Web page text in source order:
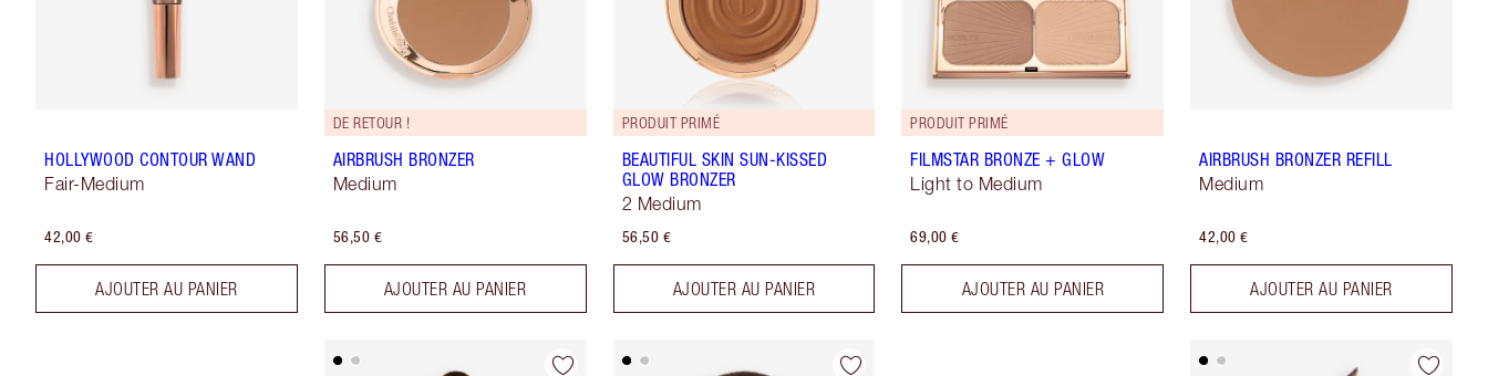
HOLLYWOOD CONTOUR WAND
Fair-Medium
42,00 €
AJOUTER AU PANIER
DE RETOUR !
AIRBRUSH BRONZER
Medium
56,50 €
AJOUTER AU PANIER
PRODUIT PRIMÉ
BEAUTIFUL SKIN SUN-KISSED
GLOW BRONZER
2 Medium
56,50 €
AJOUTER AU PANIER
PRODUIT PRIMÉ
FILMSTAR BRONZE + GLOW
Light to Medium
69,00 €
AJOUTER AU PANIER
AIRBRUSH BRONZER REFILL
Medium
42,00 €
AJOUTER AU PANIER